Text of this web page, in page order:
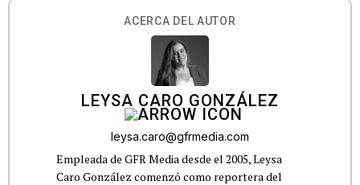
ACERCA DEL AUTOR
LEYSA CARO GONZÁLEZ
leysa.caro@gfrmedia.com
Empleada de GFR Media desde el 2005, Leysa
Caro González comenzó como reportera del